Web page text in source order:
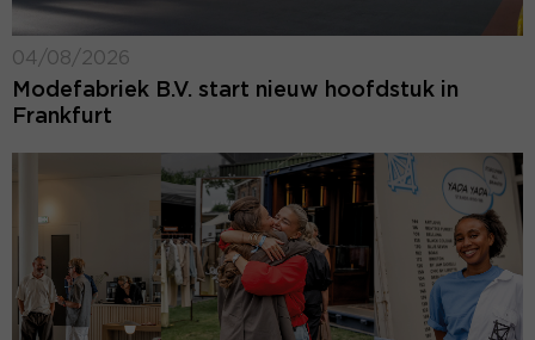
04/08/2026
Modefabriek B.V. start nieuw hoofdstuk in
Frankfurt